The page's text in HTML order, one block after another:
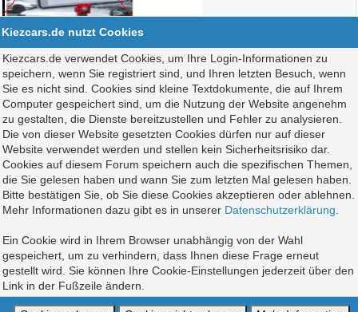
Kiezcars.de nutzt Cookies
Kiezcars.de verwendet Cookies, um Ihre Login-Informationen zu
speichern, wenn Sie registriert sind, und Ihren letzten Besuch, wenn
Sie es nicht sind. Cookies sind kleine Textdokumente, die auf Ihrem
Computer gespeichert sind, um die Nutzung der Website angenehm
zu gestalten, die Dienste bereitzustellen und Fehler zu analysieren.
Die von dieser Website gesetzten Cookies dürfen nur auf dieser
Website verwendet werden und stellen kein Sicherheitsrisiko dar.
Cookies auf diesem Forum speichern auch die spezifischen Themen,
die Sie gelesen haben und wann Sie zum letzten Mal gelesen haben.
Bitte bestätigen Sie, ob Sie diese Cookies akzeptieren oder ablehnen.
Mehr Informationen dazu gibt es in unserer Datenschutzerklärung
Ein Cookie wird in Ihrem Browser unabhängig von der Wahl
gespeichert, um zu verhindern, dass Ihnen diese Frage erneut
gestellt wird. Sie können Ihre Cookie-Einstellungen jederzeit über den
Link in der Fußzeile ändern.